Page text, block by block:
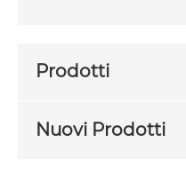
Prodotti
Nuovi Prodotti